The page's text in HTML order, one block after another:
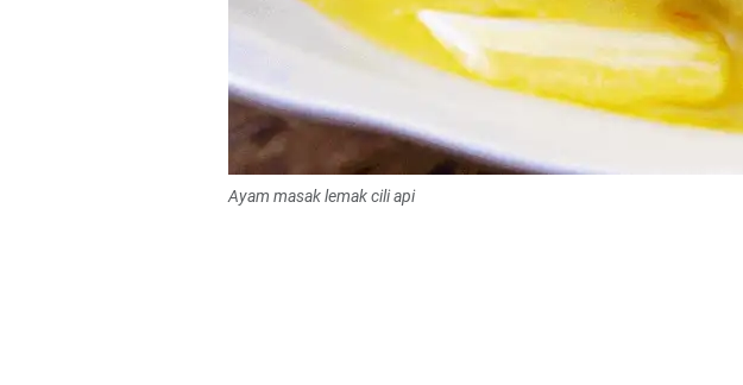
Ayam masak lemak cili api